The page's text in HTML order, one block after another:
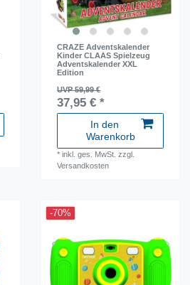
CRAZE Adventskalender
Kinder CLAAS Spielzeug
Adventskalender XXL
Edition
UVP 59,99 €
37,95 € *
In den
Warenkorb
*inkl. ges. MwSt. zzgl.
Versandkosten
-70%